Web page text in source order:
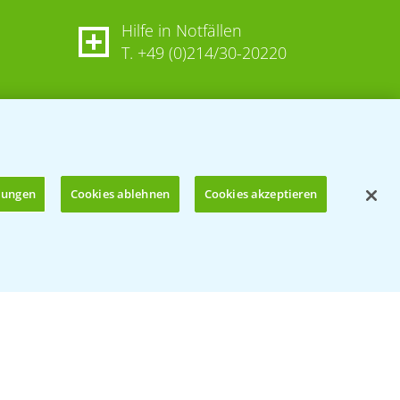
Hilfe in Notfällen
T. +49 (0)214/30-20220
Cookies ablehnen Cookies akzeptieren